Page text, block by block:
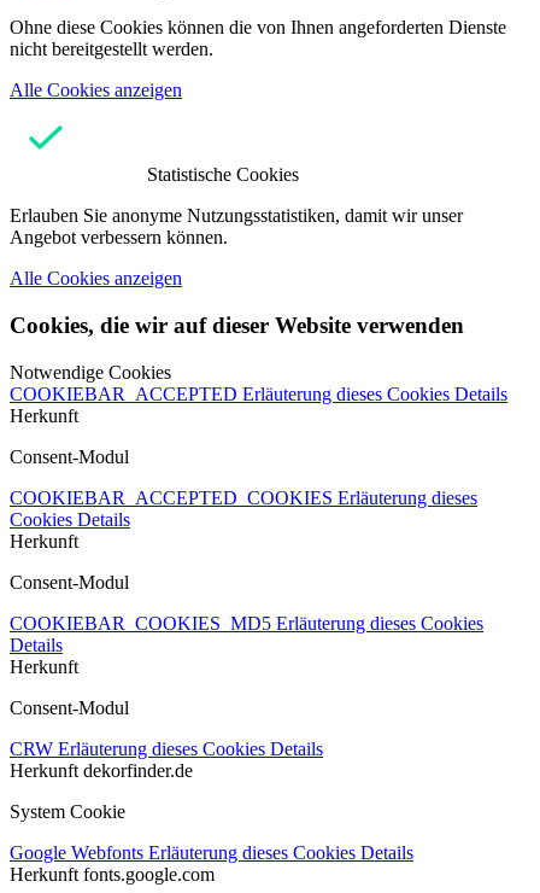
Ohne diese Cookies können die von Ihnen angeforderten Dienste
nicht bereitgestellt werden.
Alle Cookies anzeigen
Statistische Cookies
Erlauben Sie anonyme Nutzungsstatistiken, damit wir unser
Angebot verbessern können.
Alle Cookies anzeigen
Cookies, die wir auf dieser Website verwenden
Notwendige Cookies
COOKIEBAR_ACCEPTED Erläuterung dieses Cookies Details
Herkunft
Consent-Modul
COOKIEBAR_ACCEPTED_COOKIES Erläuterung dieses
Cookies Details
Herkunft
Consent-Modul
COOKIEBAR_COOKIES_MD5 Erläuterung dieses Cookies
Details
Herkunft
Consent-Modul
CRW Erläuterung dieses Cookies Details
Herkunft dekorfinder.de
System Cookie
Google Webfonts Erläuterung dieses Cookies Details
Herkunft fonts.google.com